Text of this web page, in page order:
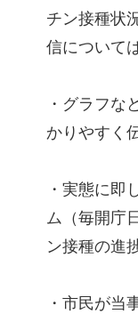
チン接種状
信について
・グラフな
かりやすく
・実態に即
ム（毎開庁
ン接種の進
・市民が当